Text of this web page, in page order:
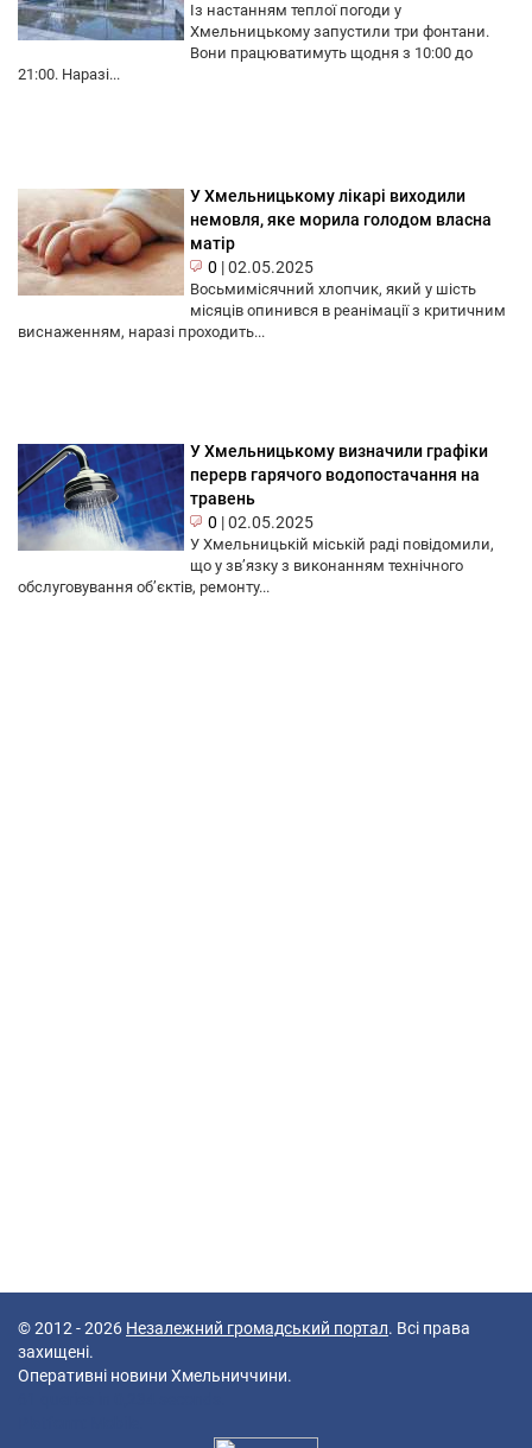
Із настанням теплої погоди у
Хмельницькому запустили три фонтани.
Вони працюватимуть щодня з 10:00 до
21:00. Наразі...
У Хмельницькому лікарі виходили
немовля, яке морила голодом власна
матір
0 |02.05.2025
Восьмимісячний хлопчик, який у шість
місяців опинився в реанімації з критичним
виснаженням, наразі проходить...
У Хмельницькому визначили графіки
перерв гарячого водопостачання на
травень
0 |02.05.2025
У Хмельницькій міській раді повідомили,
що у зв’язку з виконанням технічного
обслуговування об’єктів, ремонту...
© 2012 - 2026 Незалежний громадський портал. Всі права
захищені.
Оперативні новини Хмельниччини.